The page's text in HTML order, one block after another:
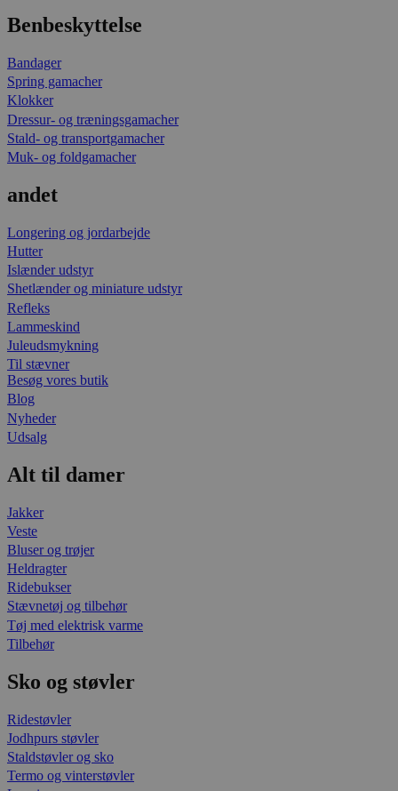
Benbeskyttelse
Bandager
Spring gamacher
Klokker
Dressur- og træningsgamacher
Stald- og transportgamacher
Muk- og foldgamacher
andet
Longering og jordarbejde
Hutter
Islænder udstyr
Shetlænder og miniature udstyr
Refleks
Lammeskind
Juleudsmykning
Til stævner
Besøg vores butik
Blog
Nyheder
Udsalg
Alt til damer
Jakker
Veste
Bluser og trøjer
Heldragter
Ridebukser
Stævnetøj og tilbehør
Tøj med elektrisk varme
Tilbehør
Sko og støvler
Ridestøvler
Jodhpurs støvler
Staldstøvler og sko
Termo og vinterstøvler